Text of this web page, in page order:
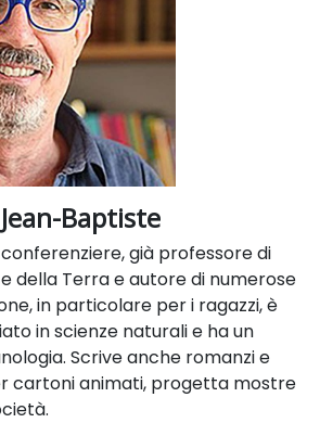
Baptiste
già professore di
della Terra e autore di numerose
in particolare per i ragazzi, è
in scienze naturali e ha un
Scrive anche romanzi e
cartoni animati, progetta mostre